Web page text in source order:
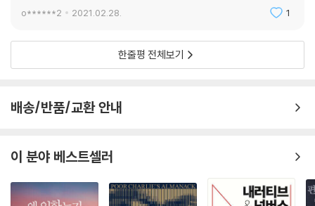
움을 줄 수 있을까에 집중되어 있습니다. 이 상황을 헤쳐 나가는 과정에서
다. 지금 직면한 위기에서 우리가 통찰력과 교훈을 얻고, 미래로 나아가는
데 있어 그것들을 적용할 것이라 믿어주십시오.
o******2 2021.02.28. 1
한줄평 전체보기
배송/반품/교환 안내
이 분야 베스트셀러